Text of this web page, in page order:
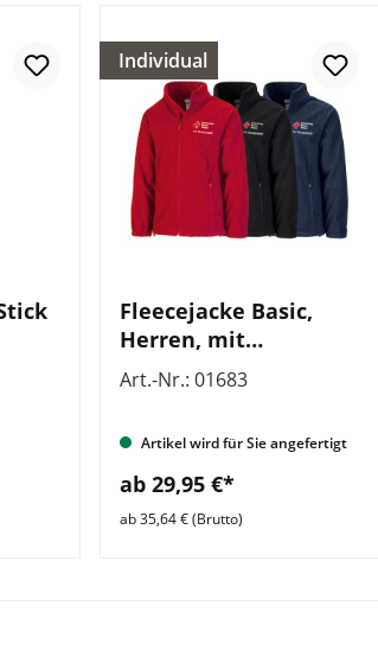
Individual
Fleecejacke Basic,
Herren, mit
Zusatzzeile vorn
Art.-Nr.: 01683
Artikel wird für Sie angefertigt
ab 29,95 €*
ab 35,64 € (Brutto)